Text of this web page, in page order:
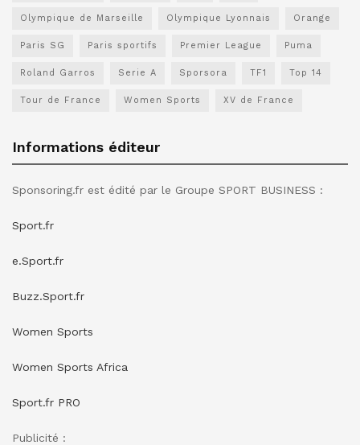
Olympique de Marseille Olympique Lyonnais Orange
Paris SG Paris sportifs Premier League Puma
Roland Garros Serie A Sporsora TF1 Top 14
Tour de France Women Sports XV de France
Informations éditeur
Sponsoring.fr est édité par le Groupe SPORT BUSINESS :
Sport.fr
e.Sport.fr
Buzz.Sport.fr
Women Sports
Women Sports Africa
Sport.fr PRO
Publicité :